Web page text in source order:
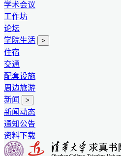
学术会议
工作坊
论坛
学院生活
>
住宿
交通
配套设施
周边旅游
新闻
>
新闻动态
通知公告
资料下载